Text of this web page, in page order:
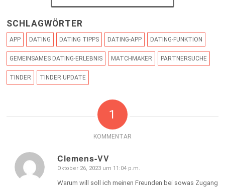
SCHLAGWÖRTER
APP DATING DATING TIPPS DATING-APP DATING-FUNKTION
GEMEINSAMES DATING-ERLEBNIS MATCHMAKER PARTNERSUCHE
TINDER TINDER UPDATE
1
KOMMENTAR
Clemens-VV
sagte:
Oktober 26, 2023 um 11:04 p.m.
Warum will soll ich meinen Freunden bei sowas Zugang